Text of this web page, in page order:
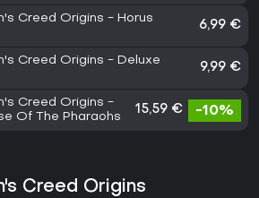
Creed Origins - Horus
6,99 €
Creed Origins - Deluxe
9,99 €
Creed Origins -
Of The Pharaohs
15,59 € -10%
Creed Origins